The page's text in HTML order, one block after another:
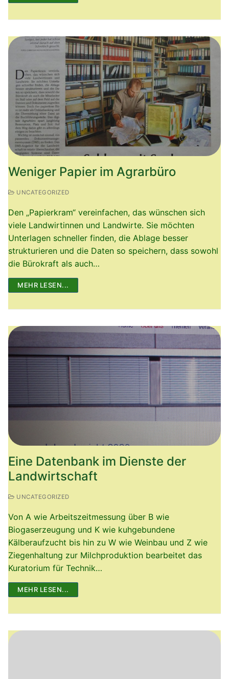
Weniger Papier im Agrarbüro
UNCATEGORIZED
Den „Papierkram“ vereinfachen, das wünschen sich
viele Landwirtinnen und Landwirte. Sie möchten
Unterlagen schneller finden, die Ablage besser
strukturieren und die Daten so speichern, dass sowohl
die Bürokraft als auch…
MEHR LESEN...
Eine Datenbank im Dienste der
Landwirtschaft
UNCATEGORIZED
Von A wie Arbeitszeitmessung über B wie
Biogaserzeugung und K wie kuhgebundene
Kälberaufzucht bis hin zu W wie Weinbau und Z wie
Ziegenhaltung zur Milchproduktion bearbeitet das
Kuratorium für Technik…
MEHR LESEN...